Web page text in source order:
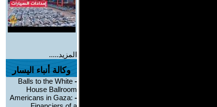
المزيد.....
وكالة أنباء اليسار
-
Balls to the White
House Ballroom
-
Americans in Gaza: